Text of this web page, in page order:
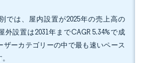
では、屋内設置が2025年の売上高の
外設置は2031年までCAGR 5.34%で成
ザーカテゴリーの中で最も速いペース